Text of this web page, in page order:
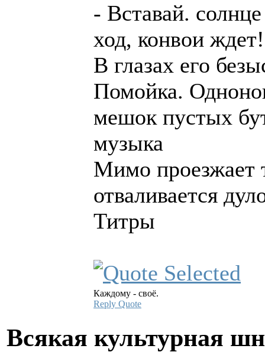
- Вставай.
ход, конвои
В глазах его
Помойка.
мешок пустых
музыка
Мимо проезжает
отваливается
Титры
Каждому - своё.
Reply Quote
Всякая культурная